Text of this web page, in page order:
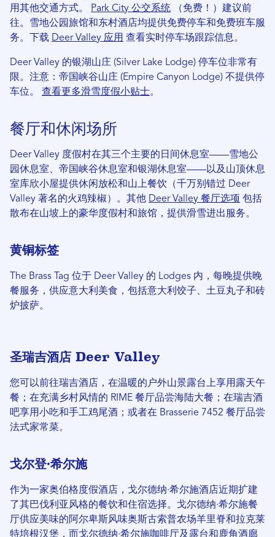
用其他交通方式。
Park City 公交系统 （免费！）建议前
往。雪地公园旅馆和东村酒店均提供免费停车和免费班车服
务。下载 Deer Valley 应用 查看实时停车场跟踪信息。
Deer Valley 的银湖山庄 (Silver Lake Lodge) 停车位非常有
限。注意：帝国峡谷山庄 (Empire Canyon Lodge) 不提供停
车位。 查看更多滑雪度假小贴士。
餐厅和休闲场所
Deer Valley 度假村在其三个主要的日间休息室——雪地公
园休息室、帝国峡谷休息室和银湖休息室——以及山顶休息
室库欣小屋提供休闲放松和山上餐饮（千万别错过 Deer
Valley 著名的火鸡辣椒）。其他 Deer Valley 餐厅选项 包括
散布在山坡上的豪华度假村和旅馆，提供滑雪进出服务。
黄铜标签
The Brass Tag 位于 Deer Valley 的 Lodges 内，每晚提供晚
餐服务，供应意大利美食，包括意大利饺子、土豆丸子和砖
炉披萨。
圣瑞吉酒店 Deer Valley
您可以前往瑞吉酒店，在温暖的户外山景露台上享用露天午
餐；在充满乡村风情的 RIME 餐厅品尝海陆大餐；在瑞吉酒
吧享用小吃和手工鸡尾酒；或者在 Brasserie 7452 餐厅品尝
法式家常菜。
戈尔登·希尔施
作为一家奥伯格度假酒店，戈尔德纳·希尔施酒店近期扩建
了其巴伐利亚风格的餐饮和住宿选择。戈尔德纳·希尔施餐
厅供应美味的阿尔卑斯风味奥斯古索普农场羊里脊和拉克莱
特培根汉堡，而戈尔德纳·希尔施咖啡厅及露台和鹿角酒廊